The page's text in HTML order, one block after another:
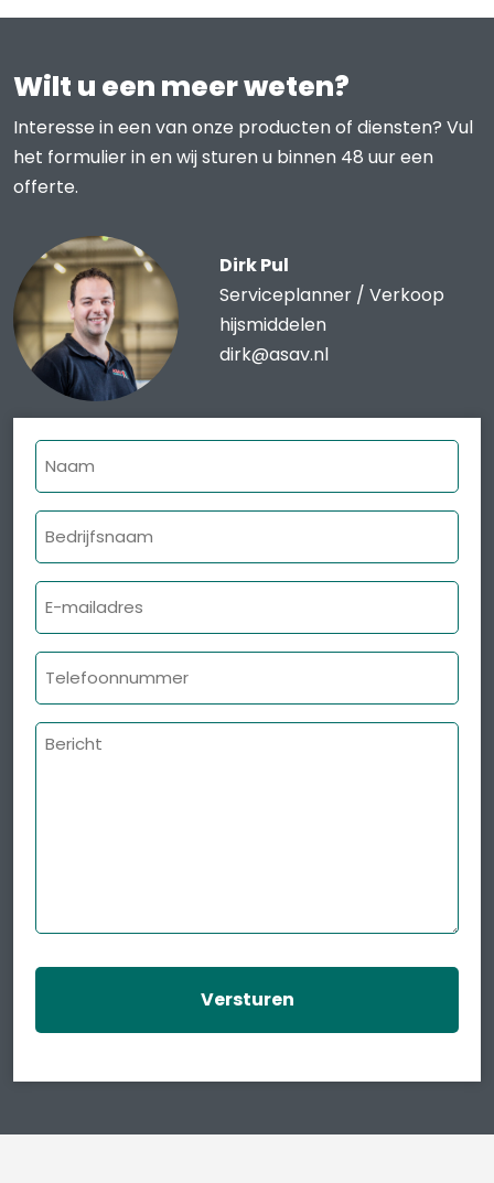
Wilt u een meer weten?
Interesse in een van onze producten of diensten? Vul
het formulier in en wij sturen u binnen 48 uur een
offerte.
Dirk Pul
Serviceplanner / Verkoop
hijsmiddelen
dirk@asav.nl
Naam
Bedrijfsnaam
E-
mailadres
Telefoonnummer
Bericht